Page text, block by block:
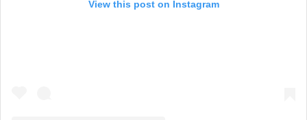
View this post on Instagram